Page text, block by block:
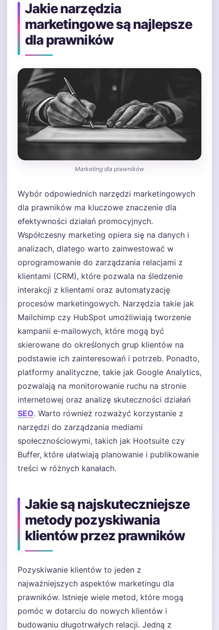
Jakie narzędzia
marketingowe są najlepsze
dla prawników
Marketing dla prawników
Wybór odpowiednich narzędzi marketingowych
dla prawników ma kluczowe znaczenie dla
efektywności działań promocyjnych.
Współczesny marketing opiera się na danych i
analizach, dlatego warto zainwestować w
oprogramowanie do zarządzania relacjami z
klientami (CRM), które pozwala na śledzenie
interakcji z klientami oraz automatyzację
procesów marketingowych. Narzędzia takie jak
Mailchimp czy HubSpot umożliwiają tworzenie
kampanii e-mailowych, które mogą być
skierowane do określonych grup klientów na
podstawie ich zainteresowań i potrzeb. Ponadto,
platformy analityczne, takie jak Google Analytics,
pozwalają na monitorowanie ruchu na stronie
internetowej oraz analizę skuteczności działań
SEO. Warto również rozważyć korzystanie z
narzędzi do zarządzania mediami
społecznościowymi, takich jak Hootsuite czy
Buffer, które ułatwiają planowanie i publikowanie
treści w różnych kanałach.
Jakie są najskuteczniejsze
metody pozyskiwania
klientów przez prawników
Pozyskiwanie klientów to jeden z
najważniejszych aspektów marketingu dla
prawników. Istnieje wiele metod, które mogą
pomóc w dotarciu do nowych klientów i
budowaniu długotrwałych relacji. Jedną z